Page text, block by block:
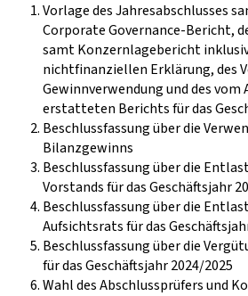
Vorlage des Jahresabschlusses
Corporate Governance-Bericht,
samt Konzernlagebericht
nichtfinanziellen Erklärung, des
Gewinnverwendung und des
erstatteten Berichts für das
Beschlussfassung über die
Bilanzgewinns
Beschlussfassung über die
Vorstands für das Geschäftsjahr
Beschlussfassung über die
Aufsichtsrats für das
Beschlussfassung über die
für das Geschäftsjahr 2024/2025
Wahl des Abschlussprüfers und